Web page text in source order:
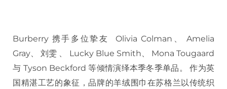
Burberry 携手多位挚友 Olivia Colman、 Amelia
Gray、 刘雯 、 Lucky Blue Smith、 Mona Tougaard
与 Tyson Beckford 等倾情演绎本季冬季单品。 作为英
国精湛工艺的象征，品牌的羊绒围巾在苏格兰以传统织